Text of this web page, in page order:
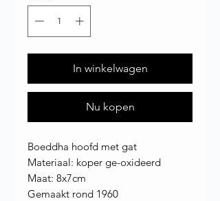
In winkelwagen
Nu kopen
Boeddha hoofd met gat
Materiaal: koper ge-oxideerd
Maat: 8x7cm
Gemaakt rond 1960